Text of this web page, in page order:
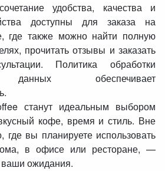
удобства, качества и
доступны для заказа на
где также можно найти полную
прочитать отзывы и заказать
Политика обработки
данных обеспечивает
станут идеальным выбором
кофе, время и стиль. Вне
где вы планируете использовать
в офисе или ресторане, —
ваши ожидания.